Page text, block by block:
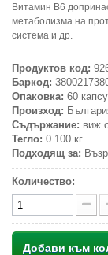
Витамин В6
метаболизма на
система и др.
Продуктов код:
Баркод:
Опаковка: 60
Произход:
Съдържание: виж
Тегло: 0.100 кг.
Подходящ за:
Количество:
Добави към